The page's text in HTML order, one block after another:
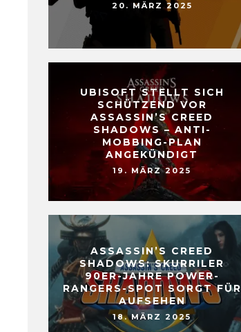
20. MÄRZ 2025
UBISOFT STELLT SICH
SCHÜTZEND VOR
ASSASSIN’S CREED
SHADOWS – ANTI-
MOBBING-PLAN
ANGEKÜNDIGT
19. MÄRZ 2025
ASSASSIN’S CREED
SHADOWS: SKURRILER
90ER-JAHRE POWER-
RANGERS-SPOT SORGT FÜR
AUFSEHEN
18. MÄRZ 2025